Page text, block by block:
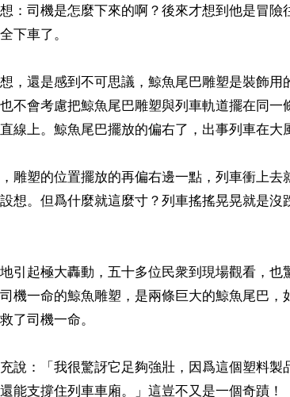
：司機是怎麼下來的啊？後來才想到他是冒險
下車了。
，還是感到不可思議，鯨魚尾巴雕塑是裝飾用
不會考慮把鯨魚尾巴雕塑與列車軌道擺在同一
線上。鯨魚尾巴擺放的偏右了，出事列車在大
雕塑的位置擺放的再偏右邊一點，列車衝上去
想。但爲什麼就這麼寸？列車搖搖晃晃就是沒
引起極大轟動，五十多位民衆到現場觀看，也
機一命的鯨魚雕塑，是兩條巨大的鯨魚尾巴，
了司機一命。
說：「我很驚訝它足夠強壯，因爲這個塑料製
能支撐住列車車廂。」這豈不又是一個奇蹟！